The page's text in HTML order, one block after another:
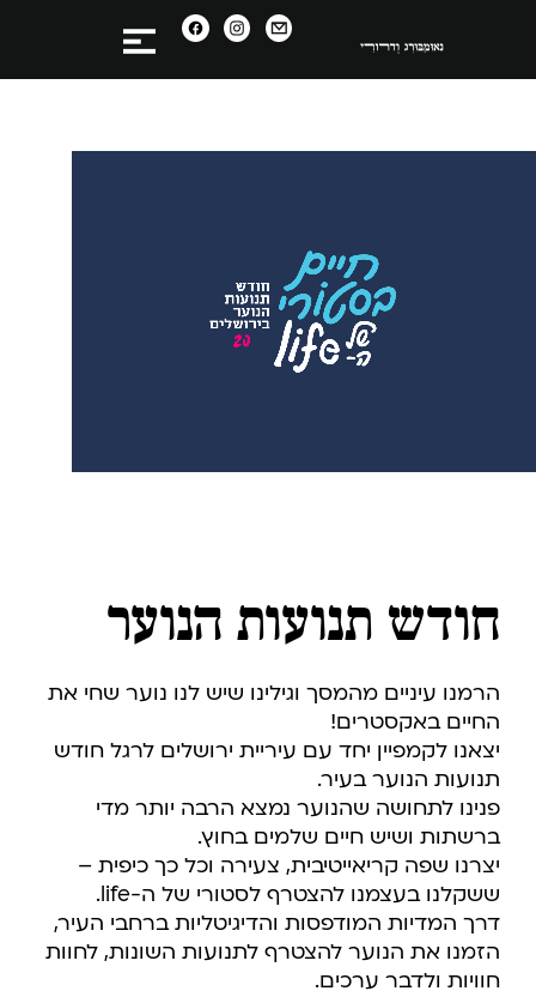
חודש תנועות הנוער
הרמנו עיניים מהמסך וגילינו שיש לנו נוער שחי את
החיים באקסטרים!
יצאנו לקמפיין יחד עם עיריית ירושלים לרגל חודש
תנועות הנוער בעיר.
פנינו לתחושה שהנוער נמצא הרבה יותר מדי
ברשתות ושיש חיים שלמים בחוץ.
יצרנו שפה קריאייטיבית, צעירה וכל כך כיפית –
ששקלנו בעצמנו להצטרף לסטורי של ה-life.
דרך המדיות המודפסות והדיגיטליות ברחבי העיר,
הזמנו את הנוער להצטרף לתנועות השונות, לחוות
חוויות ולדבר ערכים.